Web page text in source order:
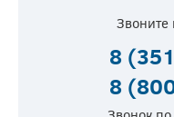
Звоните
8
8